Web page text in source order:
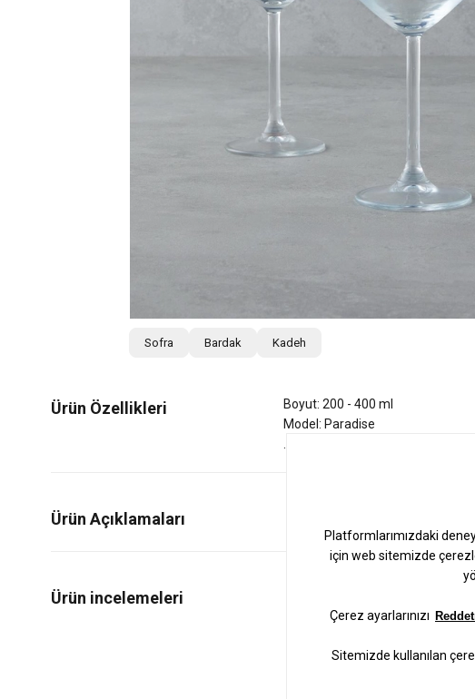
Sofra Bardak Kadeh
Ürün Özellikleri
Boyut: 200 - 400 ml
Model: Paradise
Ürün Açıklamaları